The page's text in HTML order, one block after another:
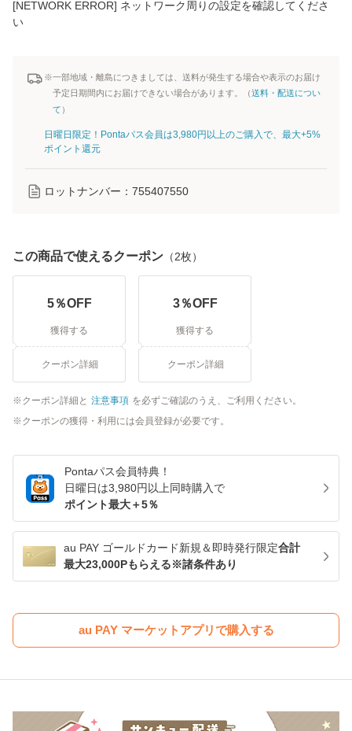
[NETWORK ERROR] ネットワーク周りの設定を確認してくださ
い
※一部地域・離島につきましては、送料が発生する場合や表示のお届け
予定日期間内にお届けできない場合があります。（送料・配送につい
て ）
日曜日限定！Pontaパス会員は3,980円以上のご購入で、最大+5%
ポイント還元
ロットナンバー： 755407550
この商品で使えるクーポン （2枚）
5％OFF
獲得する
クーポン詳細
3％OFF
獲得する
クーポン詳細
クーポン詳細と 注意事項 を必ずご確認のうえ、ご利用ください。
クーポンの獲得・利用には会員登録が必要です。
Pontaパス会員特典！
日曜日は3,980円以上同時購入で
ポイント最大＋5％
au PAY ゴールドカード新規＆即時発行限定合計
最大23,000Pもらえる※諸条件あり
au PAY マーケットアプリで購入する